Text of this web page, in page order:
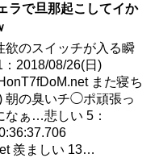
ラで旦那起こしてイか
欲のスイッチが入る瞬
2018/08/26(日)
また寝ち
朝の臭いチ◯ポ頑張っ
なぁ…悲しい 5：
羨ましい 13…